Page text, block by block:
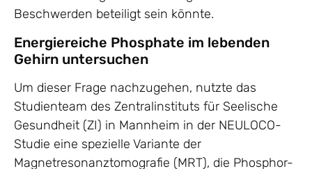
Beschwerden beteiligt sein könnte.
Energiereiche Phosphate im lebenden
Gehirn untersuchen
Um dieser Frage nachzugehen, nutzte das
Studienteam des Zentralinstituts für Seelische
Gesundheit (ZI) in Mannheim in der NEULOCO-
Studie eine spezielle Variante der
Magnetresonanztomografie (MRT), die Phosphor-